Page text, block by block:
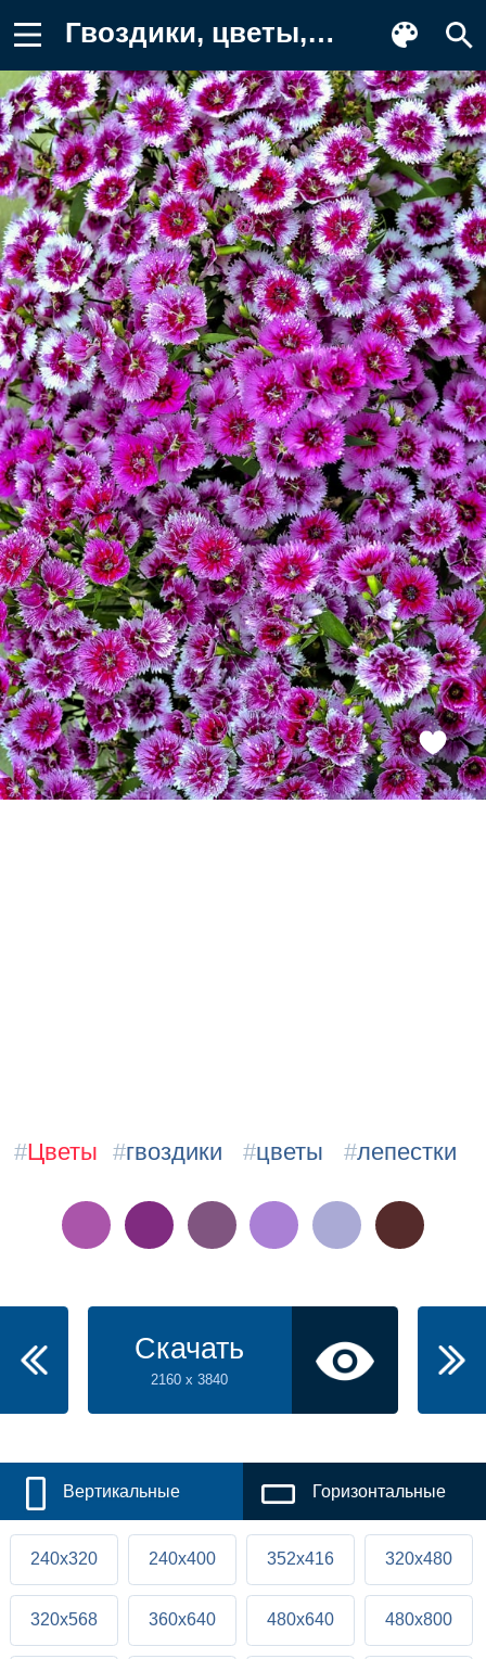
Гвоздики, цветы, лепестки Фон для телефона
#Цветы #гвоздики #цветы #лепестки
Скачать
2160 x 3840
Вертикальные Горизонтальные
240x320 240x400 352x416 320x480
320x568 360x640 480x640 480x800